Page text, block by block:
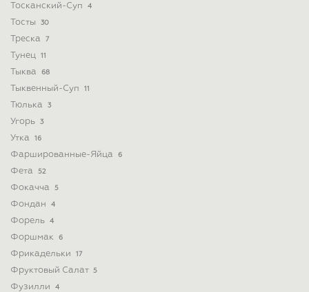
Тосканский-Суп 4
Тосты 30
Треска 7
Тунец 11
Тыква 68
Тыквенный-Суп 11
Тюлька 3
Угорь 3
Утка 16
Фаршированные-Яйца 6
Фета 52
Фокачча 5
Фондан 4
Форель 4
Форшмак 6
Фрикадельки 17
Фруктовый Салат 5
Фузилли 4